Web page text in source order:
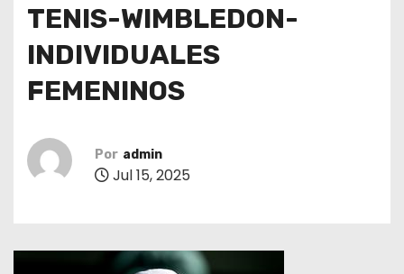
TENIS-WIMBLEDON-
INDIVIDUALES
FEMENINOS
Por admin
Jul 15, 2025